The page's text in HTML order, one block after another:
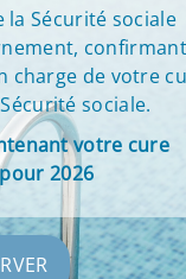
NOUS
Dax
la Sécurité sociale
charge de votre
sociale.
votre cure
2026